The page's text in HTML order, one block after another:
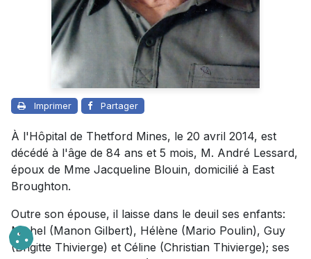
Imprimer Partager
À l'Hôpital de Thetford Mines, le 20 avril 2014, est
décédé à l'âge de 84 ans et 5 mois, M. André Lessard,
époux de Mme Jacqueline Blouin, domicilié à East
Broughton.
Outre son épouse, il laisse dans le deuil ses enfants:
Michel (Manon Gilbert), Hélène (Mario Poulin), Guy
(Brigitte Thivierge) et Céline (Christian Thivierge); ses